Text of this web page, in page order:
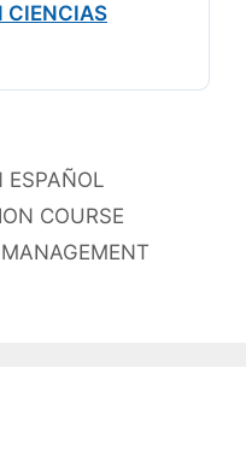
CIENCIAS
ESPAÑOL
COURSE